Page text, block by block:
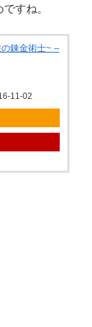
すね。
錬金術士~ –
11-02